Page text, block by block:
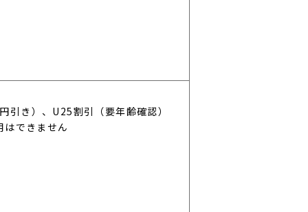
き）、U25割引（要年齢確認）
はできません